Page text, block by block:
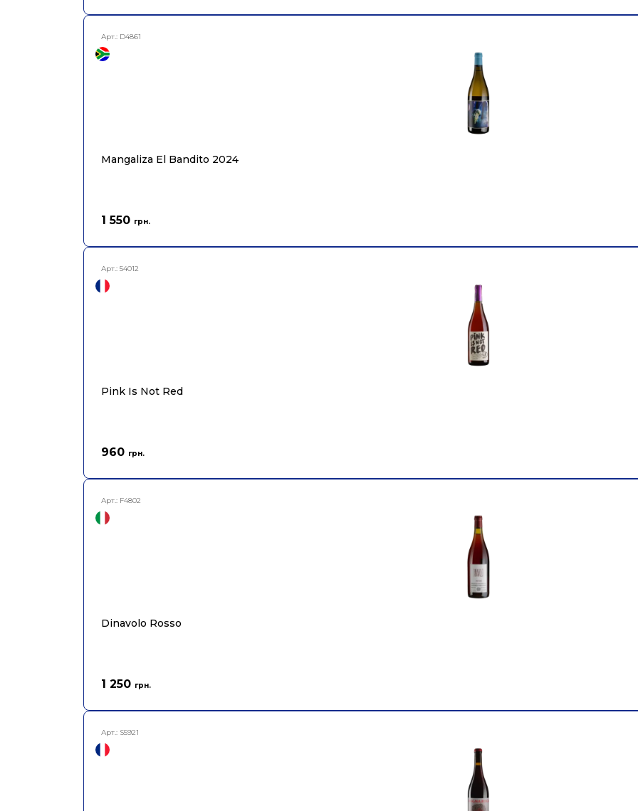
Арт.: D4861
Mangaliza El Bandito 2024
1 550 грн.
Арт.: 54012
Pink Is Not Red
960 грн.
Арт.: F4802
Dinavolo Rosso
1 250 грн.
Арт.: S5921